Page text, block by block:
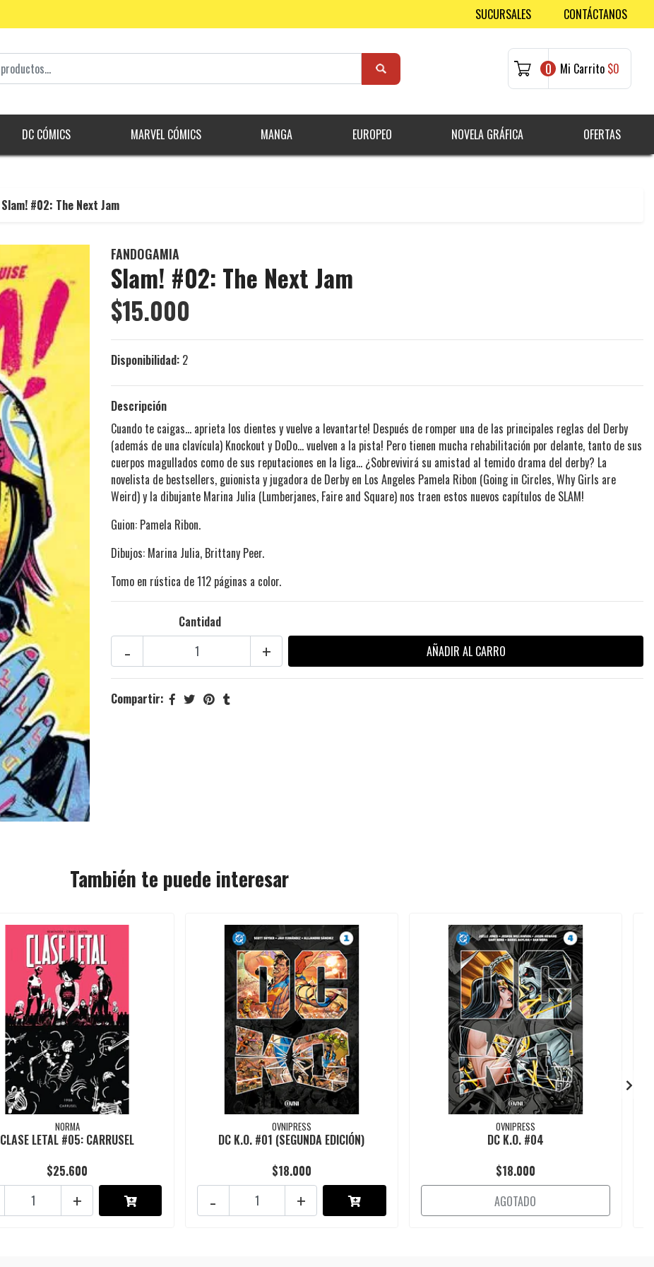
SUCURSALES CONTÁCTANOS
0 Mi Carrito $0
DC CÓMICS MARVEL CÓMICS MANGA EUROPEO NOVELA GRÁFICA OFERTAS
Slam! #02: The Next Jam
FANDOGAMIA
Slam! #02: The Next Jam
$15.000
Disponibilidad: 2
Descripción
Cuando te caigas... aprieta los dientes y vuelve a levantarte! Después de romper una de las principales reglas del Derby
(además de una clavícula) Knockout y DoDo... vuelven a la pista! Pero tienen mucha rehabilitación por delante, tanto de sus
cuerpos magullados como de sus reputaciones en la liga... ¿Sobrevivirá su amistad al temido drama del derby? La
novelista de bestsellers, guionista y jugadora de Derby en Los Angeles Pamela Ribon (Going in Circles, Why Girls are
Weird) y la dibujante Marina Julia (Lumberjanes, Faire and Square) nos traen estos nuevos capítulos de SLAM!
Guion: Pamela Ribon.
Dibujos: Marina Julia, Brittany Peer.
Tomo en rústica de 112 páginas a color.
Cantidad
+
-
Compartir:
También te puede interesar
NORMA
CLASE LETAL #05: CARRUSEL
$25.600
+
OVNIPRESS
DC K.O. #01 (SEGUNDA EDICIÓN)
$18.000
+
-
OVNIPRESS
DC K.O. #04
$18.000
AGOTADO